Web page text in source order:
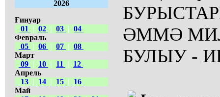
2026
Ғинуар
01
| 02 | 03 | 04
Февраль
05 | 06 | 07 | 08
Март
09 | 10 | 11 |
12
Апрель
13 | 14 | 15 |
16
Май
ӘММӘ
БУЛЫУ -